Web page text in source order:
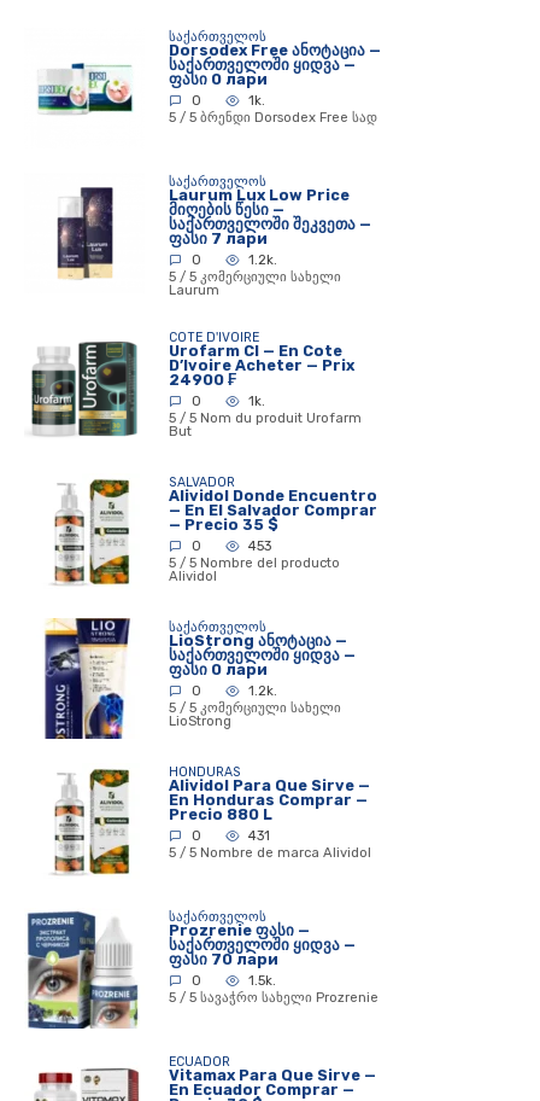
ᲡᲐᲥᲐᲠᲗᲕᲔᲚᲝᲡ
Dorsodex Free ანოტაცია —
საქართველოში ყიდვა —
ფასი 0 лари
0
1k.
5 / 5 ბრენდი Dorsodex Free სად
ᲡᲐᲥᲐᲠᲗᲕᲔᲚᲝᲡ
Laurum Lux Low Price
მიღების წესი —
საქართველოში შეკვეთა —
ფასი 7 лари
0
1.2k.
5 / 5 კომერციული სახელი
Laurum
COTE D'IVOIRE
Urofarm CI — En Cote
D’Ivoire Acheter — Prix
24900 ₣
0
1k.
5 / 5 Nom du produit Urofarm
But
SALVADOR
Alividol Donde Encuentro
— En El Salvador Comprar
— Precio 35 $
0
453
5 / 5 Nombre del producto
Alividol
ᲡᲐᲥᲐᲠᲗᲕᲔᲚᲝᲡ
LioStrong ანოტაცია —
საქართველოში ყიდვა —
ფასი 0 лари
0
1.2k.
5 / 5 კომერციული სახელი
LioStrong
HONDURAS
Alividol Para Que Sirve —
En Honduras Comprar —
Precio 880 L
0
431
5 / 5 Nombre de marca Alividol
ᲡᲐᲥᲐᲠᲗᲕᲔᲚᲝᲡ
Prozrenie ფასი —
საქართველოში ყიდვა —
ფასი 70 лари
0
1.5k.
5 / 5 სავაჭრო სახელი Prozrenie
ECUADOR
Vitamax Para Que Sirve —
En Ecuador Comprar —